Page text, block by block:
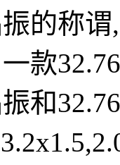
的称
款
和